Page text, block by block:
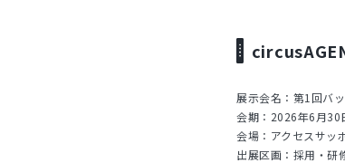
展示会名：第1回バ
会期：2026年6月30
会場：アクセスサッ
出展区画：採用・